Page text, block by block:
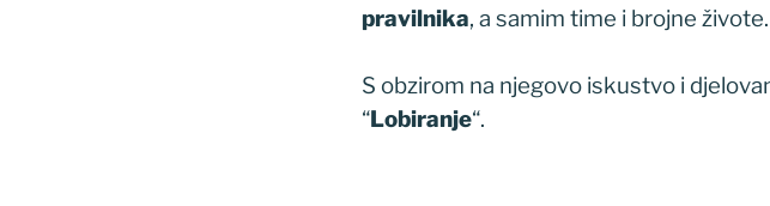
pravilnika, a samim time i brojne živote.
S obzirom na njegovo iskustvo i
“Lobiranje“.